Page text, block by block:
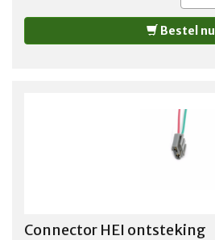
Bestel nu
Connector HEI ontsteking